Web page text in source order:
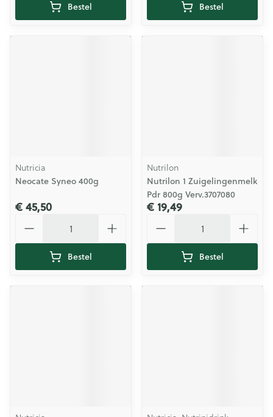
Bestel Bestel
Nutricia
Neocate Syneo 400g
€ 45,50
Bestel
Nutrilon
Nutrilon 1 Zuigelingenmelk
Pdr 800g Verv.3707080
€ 19,49
Bestel